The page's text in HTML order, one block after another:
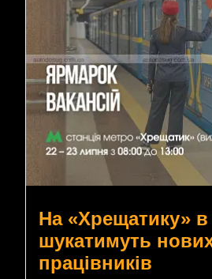
На «Хрещатику»
шукатимуть
працівників